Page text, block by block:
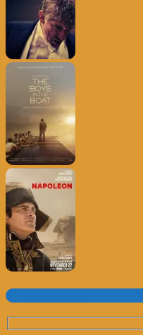
Subscrever o site